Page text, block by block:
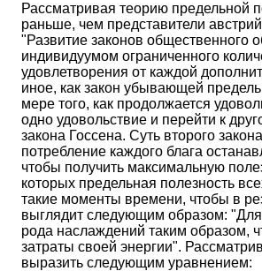
Рассматривая теорию предельной
раньше, чем представители
"Развитие законов общественного
индивидуумом ограниченного
удовлетворения от каждой
иное, как закон убывающей
мере того, как продолжается
одно удовольствие и перейти к
закона Госсена. Суть второго
потребление каждого блага
чтобы получить максимальную
которых предельная полезность
такие моменты времени, чтобы в
выглядит следующим образом:
рода наслаждений таким образом,
затраты своей энергии".
выразить следующим уравнением: